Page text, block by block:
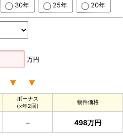
30年 25年 20年
万円
ボーナス
(×年2回)
物件価格
－ 498万円